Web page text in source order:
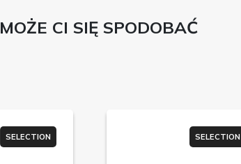
MOŻE CI SIĘ SPODOBAĆ
SELECTION SELECTION